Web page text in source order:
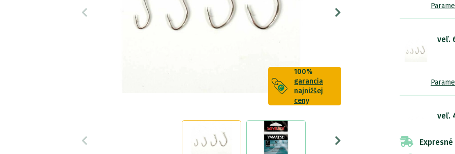
100%
garancia
najnižšej
ceny
veľ.
veľ.